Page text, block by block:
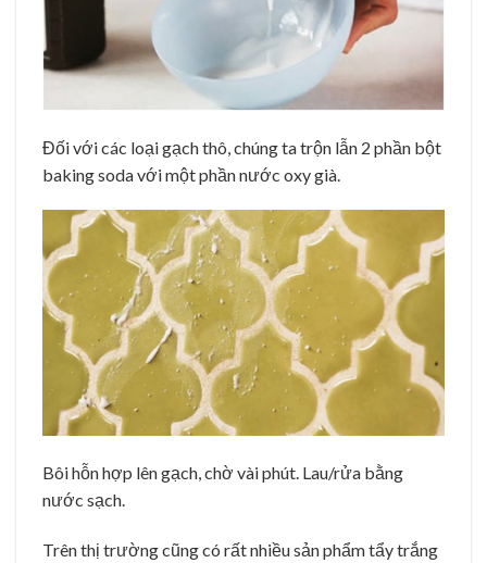
Đối với các loại gạch thô, chúng ta trộn lẫn 2 phần bột
baking soda với một phần nước oxy già.
Bôi hỗn hợp lên gạch, chờ vài phút. Lau/rửa bằng
nước sạch.
Trên thị trường cũng có rất nhiều sản phẩm tẩy trắng